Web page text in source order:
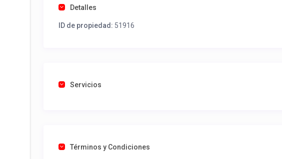
Detalles
ID de propiedad: 51916
Servicios
Términos y Condiciones